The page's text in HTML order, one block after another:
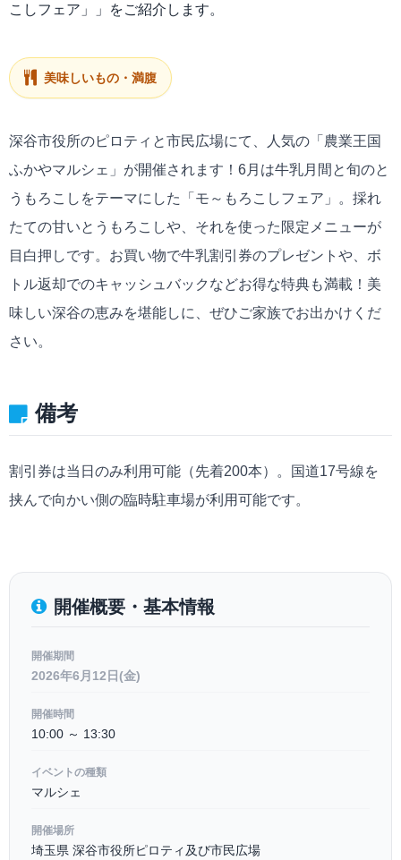
こしフェア」」をご紹介します。
美味しいもの・満腹
深谷市役所のピロティと市民広場にて、人気の「農業王国
ふかやマルシェ」が開催されます！6月は牛乳月間と旬のと
うもろこしをテーマにした「モ～もろこしフェア」。採れ
たての甘いとうもろこしや、それを使った限定メニューが
目白押しです。お買い物で牛乳割引券のプレゼントや、ボ
トル返却でのキャッシュバックなどお得な特典も満載！美
味しい深谷の恵みを堪能しに、ぜひご家族でお出かけくだ
さい。
備考
割引券は当日のみ利用可能（先着200本）。国道17号線を
挟んで向かい側の臨時駐車場が利用可能です。
開催概要・基本情報
開催期間
2026年6月12日(金)
開催時間
10:00 ～ 13:30
イベントの種類
マルシェ
開催場所
埼玉県 深谷市役所ピロティ及び市民広場